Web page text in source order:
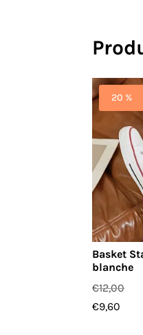
20 %
Basket
blanche
€12,00
€9,60